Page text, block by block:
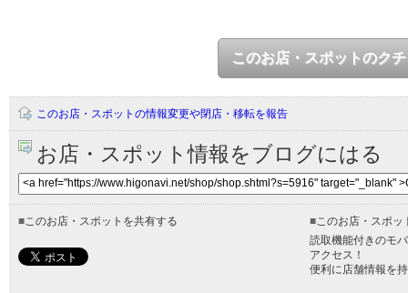
このお店・スポットのク
このお店・スポットの情報変更や閉店・移転を報告
お店・スポット情報をブログにはる
■ このお店・スポットを共有する ■ このお店・スポ
読取機能付きのモ
アクセス！
便利に店舗情報を